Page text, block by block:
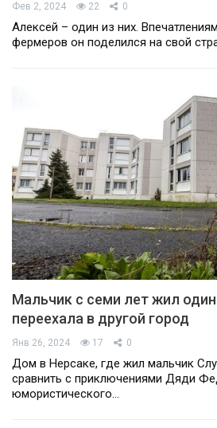
Фев 2, 2024 22 0
Алексей – один из них.
фермеров он поделился на свой
Мальчик с семи лет жил
переехала в другой город
Янв 26, 2024 17 0
Дом в Нерсаке, где жил мальчик
сравнить с приключениями Дяди
юмористического…